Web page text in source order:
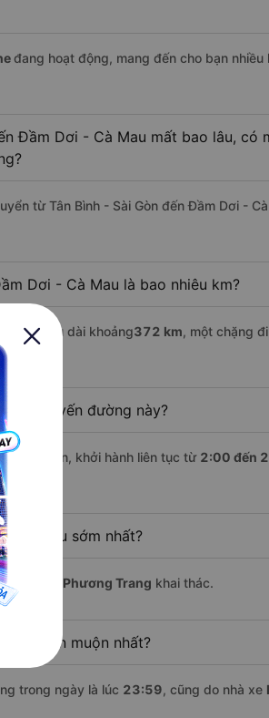
đang hoạt động, mang đến cho bạn nhiều
Đầm Dơi - Cà Mau mất bao lâu, có
từ Tân Bình - Sài Gòn đến Đầm Dơi -
Dơi - Cà Mau là bao nhiêu km?
- Cà Mau dài khoảng372 km, một chặng
trên tuyến đường này?
trên tuyến, khởi hành liên tục từ 2:00 đến
Cà Mau sớm nhất?
nhà xe Phương Trang khai thác.
Sài Gòn muộn nhất?
trong ngày là lúc 23:59, cũng do nhà xe